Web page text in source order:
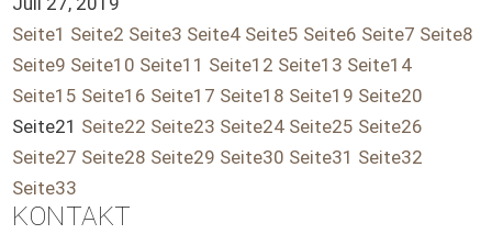
Seite1 Seite2 Seite3 Seite4 Seite5 Seite6 Seite7 Seite8
Seite9 Seite10 Seite11 Seite12 Seite13 Seite14
Seite15 Seite16 Seite17 Seite18 Seite19 Seite20
Seite21 Seite22 Seite23 Seite24 Seite25 Seite26
Seite27 Seite28 Seite29 Seite30 Seite31 Seite32
Seite33
KONTAKT